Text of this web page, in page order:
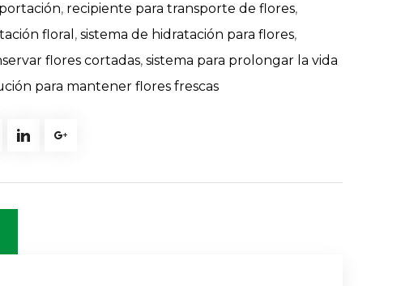
, recipiente para transporte de flores,
floral , sistema de hidratación para flores,
flores cortadas, sistema para prolongar la vida
para mantener flores frescas